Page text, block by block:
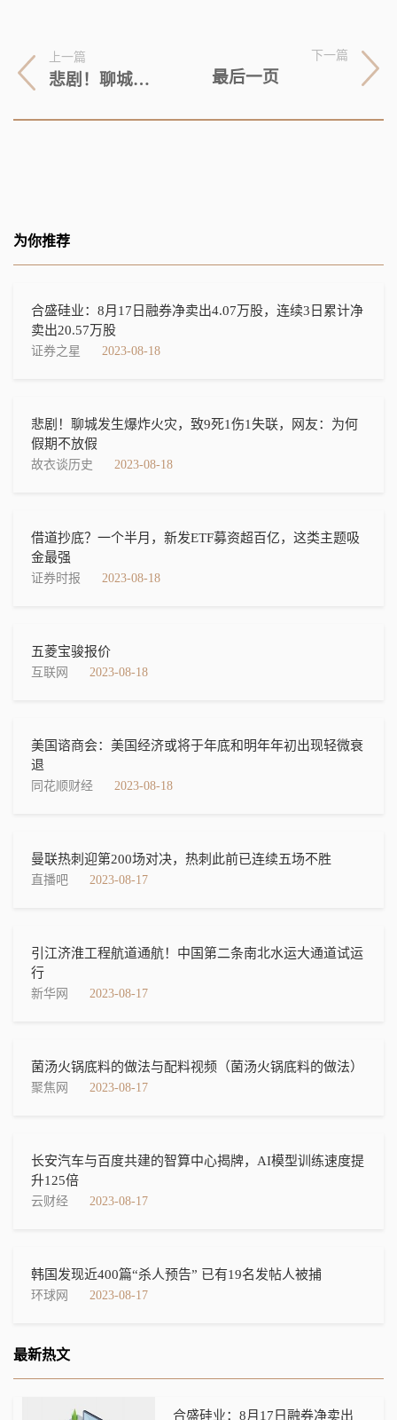
上一篇
悲剧！聊城发生爆炸火灾，致9死1伤1失联，网友：为何假期不放假
下一篇
最后一页
为你推荐
合盛硅业：8月17日融券净卖出4.07万股，连续3日累计净
卖出20.57万股
证券之星 2023-08-18
悲剧！聊城发生爆炸火灾，致9死1伤1失联，网友：为何
假期不放假
故衣谈历史 2023-08-18
借道抄底？一个半月，新发ETF募资超百亿，这类主题吸
金最强
证券时报 2023-08-18
五菱宝骏报价
互联网 2023-08-18
美国谘商会：美国经济或将于年底和明年年初出现轻微衰
退
同花顺财经 2023-08-18
曼联热刺迎第200场对决，热刺此前已连续五场不胜
直播吧 2023-08-17
引江济淮工程航道通航！中国第二条南北水运大通道试运
行
新华网 2023-08-17
菌汤火锅底料的做法与配料视频（菌汤火锅底料的做法）
聚焦网 2023-08-17
长安汽车与百度共建的智算中心揭牌，AI模型训练速度提
升125倍
云财经 2023-08-17
韩国发现近400篇“杀人预告” 已有19名发帖人被捕
环球网 2023-08-17
最新热文
合盛硅业：8月17日融券净卖出